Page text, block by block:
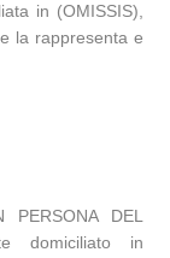
in (OMISSIS),
la rappresenta e
PERSONA DEL
domiciliato in